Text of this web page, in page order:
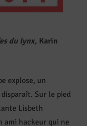
du lynx, Karin
explose, un
Sur le pied
Lisbeth
ami hackeur qui ne